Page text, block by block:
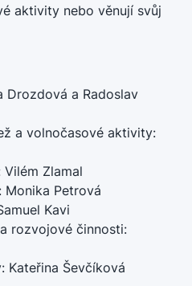
aktivity nebo věnují svůj
Drozdová a Radoslav
a volnočasové aktivity:
Zlamal
Monika Petrová
Kavi
rozvojové činnosti:
Kateřina Ševčíková